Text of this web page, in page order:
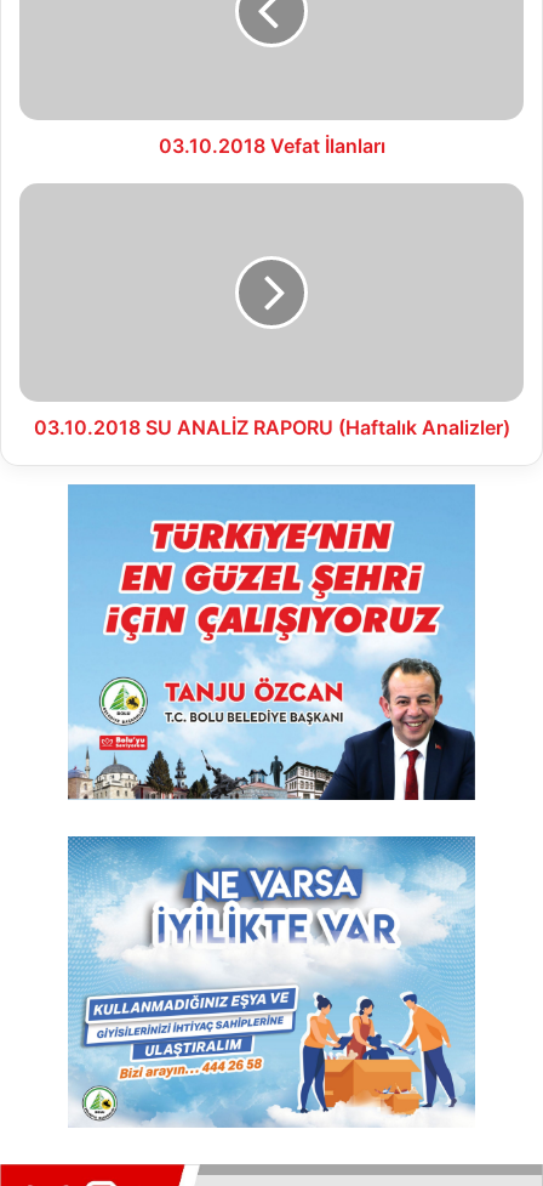
03.10.2018 Vefat İlanları
03.10.2018
03.10.2018 SU ANALİZ RAPORU (Haftalık Analizler)